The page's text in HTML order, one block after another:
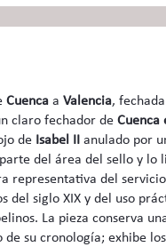
Cuenca a Valencia, fechada
claro fechador de Cuenca
de Isabel II
anulado por
del área del sello y lo
representativa del
del siglo XIX y del uso
La pieza conserva
de su cronología; exhibe